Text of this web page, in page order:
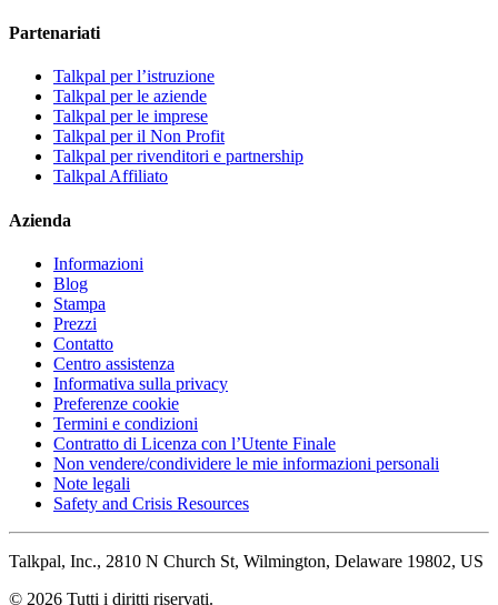
Partenariati
Talkpal per l’istruzione
Talkpal per le aziende
Talkpal per le imprese
Talkpal per il Non Profit
Talkpal per rivenditori e partnership
Talkpal Affiliato
Azienda
Informazioni
Blog
Stampa
Prezzi
Contatto
Centro assistenza
Informativa sulla privacy
Preferenze cookie
Termini e condizioni
Contratto di Licenza con l’Utente Finale
Non vendere/condividere le mie informazioni personali
Note legali
Safety and Crisis Resources
Talkpal, Inc., 2810 N Church St, Wilmington, Delaware 19802, US
© 2026 Tutti i diritti riservati.